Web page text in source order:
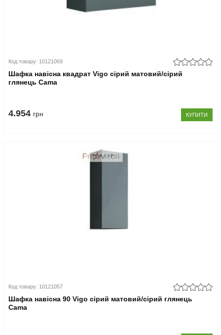
Код товару: 10121069
Шафка навісна квадрат Vigo сірий матовий/сірий
глянець Cama
4.954 грн КУПИТИ
Код товару: 10121057
Шафка навісна 90 Vigo сірий матовий/сірий глянець
Cama